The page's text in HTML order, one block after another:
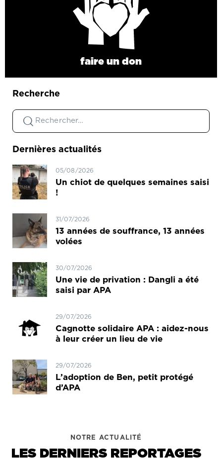
faire un don
Recherche
Dernières actualités
05/08/2026
Un chiot de quelques semaines saisi
!
31/07/2026
13 années de souffrance, 13 années
volées
30/07/2026
Une vie de privation : Dangli a été
saisi par APA
29/07/2026
Cagnotte solidaire APA : aidez-nous
à leur créer un lieu de vie
29/07/2026
L’adoption de Ben, petit protégé
d’APA
NOTRE ACTUALITÉ
LES DERNIERS REPORTAGES